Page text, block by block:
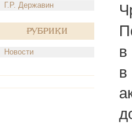
Г.Р. Державин
Рубрики
Новости
в
в